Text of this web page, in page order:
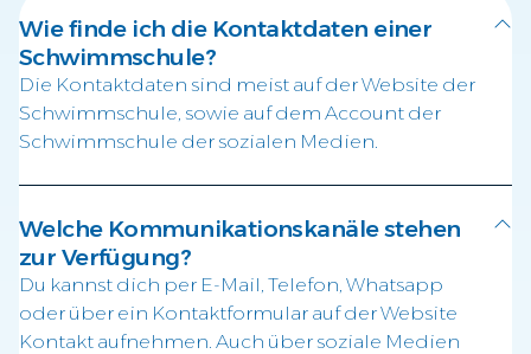
Wie finde ich die Kontaktdaten einer
Schwimmschule?
Die Kontaktdaten sind meist auf der Website der
Schwimmschule, sowie auf dem Account der
Schwimmschule der sozialen Medien.
Welche Kommunikationskanäle stehen
zur Verfügung?
Du kannst dich per E-Mail, Telefon, Whatsapp
oder über ein Kontaktformular auf der Website
Kontakt aufnehmen. Auch über soziale Medien